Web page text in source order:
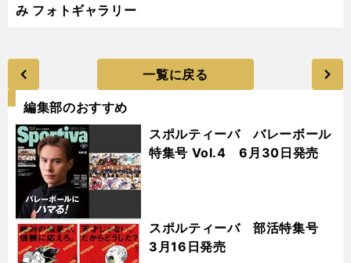
み フォトギャラリー
一覧に戻る
編集部のおすすめ
スポルティーバ バレーボール
特集号 Vol.4 6月30日発売
スポルティーバ 部活特集号
3月16日発売